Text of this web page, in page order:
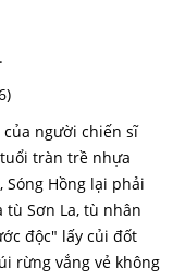
người chiến sĩ
tràn trề nhựa
Sóng Hồng lại phải
Sơn La, tù nhân
độc" lấy củi đốt
rừng vắng vẻ không